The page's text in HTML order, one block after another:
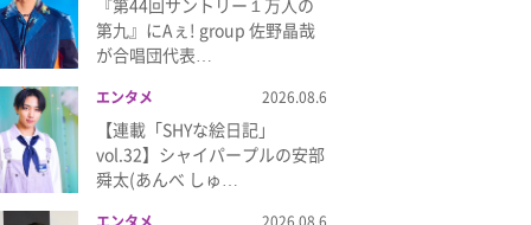
『第44回サントリー１万人の
第九』にAぇ! group 佐野晶哉
が合唱団代表…
エンタメ 2026.08.6
【連載「SHYな絵日記」
vol.32】シャイパープルの安部
舜太(あんべ しゅ…